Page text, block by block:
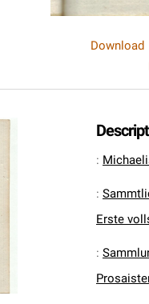
Download
:
:
Erste
: